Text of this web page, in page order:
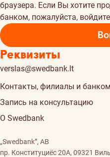
браузера. Если Вы хотите
банком, пожалуйста,
Реквизиты
verslas@swedbank.lt
Контакты, филиалы и
Запись на консультацию
О Swedbank
„Swedbank”, AB
пр. Конституциёс 20A, 09321